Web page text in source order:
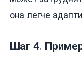
она легче
Шаг 4.